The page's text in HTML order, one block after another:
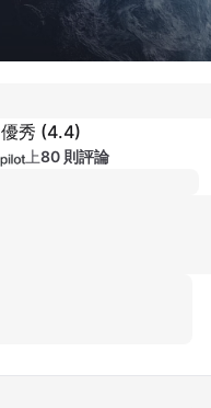
優秀 (4.4)
上80 則評論